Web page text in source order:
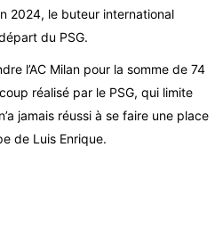
2024, le buteur international
du PSG.
l’AC Milan pour la somme de 74
réalisé par le PSG, qui limite
jamais réussi à se faire une place
de Luis Enrique.